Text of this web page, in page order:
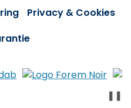
Privacy & Cookies
❚❚